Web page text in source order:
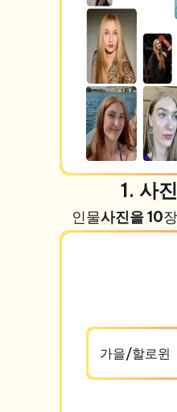
1. 사
인물사진을 10
가을/할로윈